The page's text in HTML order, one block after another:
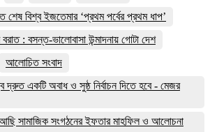
শেষ বিশ্ব ইজতেমার ‘প্রথম পর্বের প্রথম ধাপ’
: বসন্ত-ভালোবাসা উন্মাদনায় গোটা দেশ
আলোচিত সংবাদ
একটি অবাধ ও সুষ্ঠ নির্বাচন দিতে হবে - মেজর
আছি সামাজিক সংগঠনের ইফতার মাহফিল ও আলোচনা